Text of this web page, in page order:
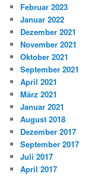
Februar 2023
Januar 2022
Dezember 2021
November 2021
Oktober 2021
September 2021
April 2021
März 2021
Januar 2021
August 2018
Dezember 2017
September 2017
Juli 2017
April 2017